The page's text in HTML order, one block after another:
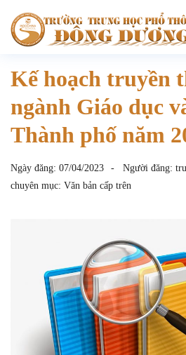
Kế hoạch truyền
ngành Giáo dục
Thành phố năm
Ngày đăng: 07/04/2023 Người đăng:
chuyên mục: Văn bản cấp trên